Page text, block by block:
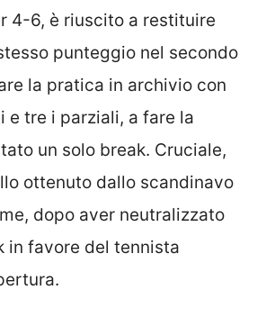
4-6, è riuscito a restituire
punteggio nel secondo
la pratica in archivio con
e tre i parziali, a fare la
un solo break. Cruciale,
ottenuto dallo scandinavo
dopo aver neutralizzato
in favore del tennista